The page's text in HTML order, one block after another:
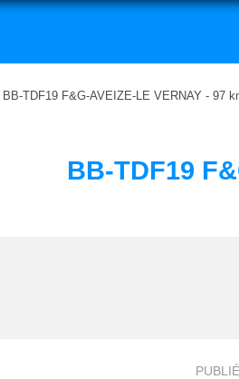
BB-TDF19 F&G-AVEIZE-LE VERNAY - 97
BB-TDF19